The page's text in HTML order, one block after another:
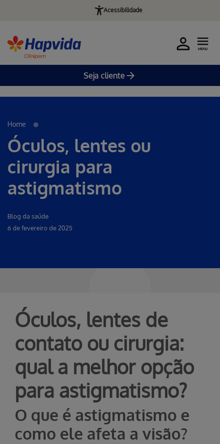
Pular para o Conteúdo principal
Acessibilidade
Seja cliente
MENU
Home
Óculos, lentes ou
cirurgia para
astigmatismo
Blog da saúde
6 de fevereiro de 2025
Óculos, lentes de
contato ou cirurgia:
qual a melhor opção
para astigmatismo?
O que é astigmatismo e
como ele afeta a visão?